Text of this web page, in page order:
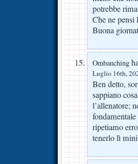
potrebbe
Che ne
Buona
Ombanching
Luglio 16th,
Ben detto,
sappiano
l’allenatore;
ripetiamo
tenerlo lì